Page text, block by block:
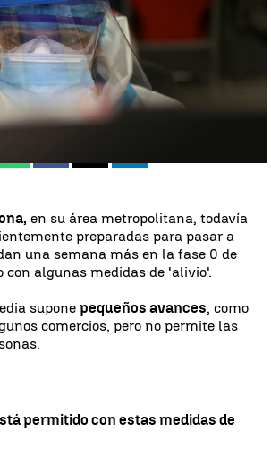
de 2020, 19:24
en su área metropolitana, todavía
preparadas para pasar a
una semana más en la fase 0 de
con algunas medidas de 'alivio'.
supone pequeños avances, como
comercios, pero no permite las
permitido con estas medidas de